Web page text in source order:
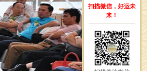
扫描微信，好运未
来！